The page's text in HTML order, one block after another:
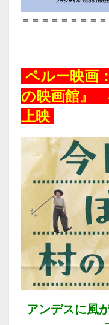
＝＝＝＝＝＝＝＝
ペルー映画
の映画館』
上映
アンデスに風